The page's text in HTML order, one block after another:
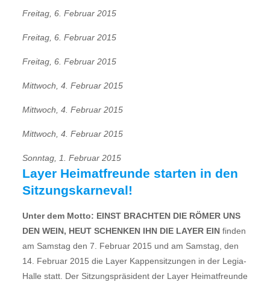
Freitag, 6. Februar 2015
Freitag, 6. Februar 2015
Freitag, 6. Februar 2015
Mittwoch, 4. Februar 2015
Mittwoch, 4. Februar 2015
Mittwoch, 4. Februar 2015
Sonntag, 1. Februar 2015
Layer Heimatfreunde starten in den
Sitzungskarneval!
Unter dem Motto: EINST BRACHTEN DIE RÖMER UNS
DEN WEIN, HEUT SCHENKEN IHN DIE LAYER EINfinden
am Samstag den 7. Februar 2015 und am Samstag, den
14. Februar 2015 die Layer Kappensitzungen in der Legia-
Halle statt. Der Sitzungspräsident der Layer Heimatfreunde